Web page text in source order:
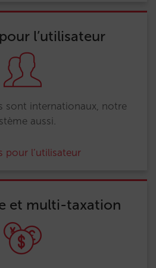
l’utilisateur
sont internationaux, notre
aussi.
pour l’utilisateur
et multi-taxation